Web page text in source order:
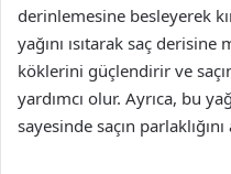
derinlemesine besleyerek
yağını ısıtarak saç
köklerini güçlendirir ve
yardımcı olur. Ayrıca, bu
sayesinde saçın parlaklığını